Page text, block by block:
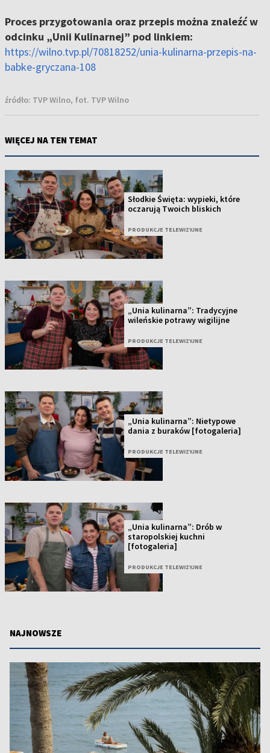
Proces przygotowania oraz przepis można znaleźć w
odcinku „Unii Kulinarnej” pod linkiem:
https://wilno.tvp.pl/70818252/unia-kulinarna-przepis-na-
babke-gryczana-108
źródło: TVP Wilno, fot. TVP Wilno
WIĘCEJ NA TEN TEMAT
Słodkie Święta: wypieki, które
oczarują Twoich bliskich
PRODUKCJE TELEWIZYJNE
„Unia kulinarna”: Tradycyjne
wileńskie potrawy wigilijne
PRODUKCJE TELEWIZYJNE
„Unia kulinarna”: Nietypowe
dania z buraków [fotogaleria]
PRODUKCJE TELEWIZYJNE
„Unia kulinarna”: Drób w
staropolskiej kuchni
[fotogaleria]
PRODUKCJE TELEWIZYJNE
NAJNOWSZE